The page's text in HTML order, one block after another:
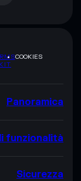
COOKIES
Panoramica
funzionalità
Sicurezza